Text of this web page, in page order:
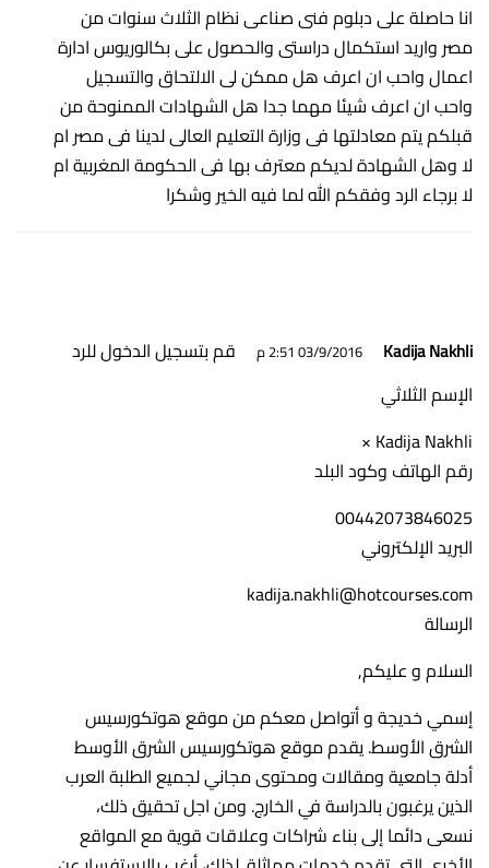
انا حاصلة على دبلوم فنى صناعى نظام الثلاث سنوات من
مصر واريد استكمال دراستى والحصول على بكالوريوس ادارة
اعمال واحب ان اعرف هل ممكن لى الالتحاق والتسجيل
واحب ان اعرف شيئا مهما جدا هل الشهادات الممنوحة من
قبلكم يتم معادلتها فى وزارة التعليم العالى لدينا فى مصر ام
لا وهل الشهادة لديكم معترف بها فى الحكومة المغربية ام
لا برجاء الرد وفقكم الله لما فيه الخير وشكرا
Kadija Nakhli 03/9/2016 2:51 م
قم بتسجيل الدخول للرد
الإسم الثلاثي
Kadija Nakhli ×
رقم الهاتف وكود البلد
00442073846025
البريد الإلكتروني
kadija.nakhli@hotcourses.com
الرسالة
السلام و عليكم,
إسمي خديجة و أتواصل معكم من موقع هوتكورسيس
الشرق الأوسط. يقدم موقع هوتكورسيس الشرق الأوسط
أدلة جامعية ومقالات ومحتوى مجاني لجميع الطلبة العرب
الذين يرغبون بالدراسة في الخارج. ومن اجل تحقيق ذلك،
نسعى دائما إلى بناء شراكات وعلاقات قوية مع المواقع